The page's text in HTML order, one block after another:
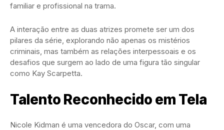
familiar e profissional na trama.
A interação entre as duas atrizes promete ser um dos
pilares da série, explorando não apenas os mistérios
criminais, mas também as relações interpessoais e os
desafios que surgem ao lado de uma figura tão singular
como Kay Scarpetta.
Talento Reconhecido em Tela
Nicole Kidman é uma vencedora do Oscar, com uma